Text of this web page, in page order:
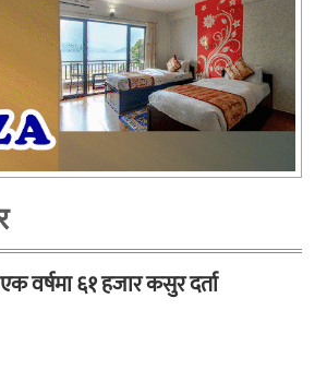
एक वर्षमा ६१ हजार कसुर दर्ता